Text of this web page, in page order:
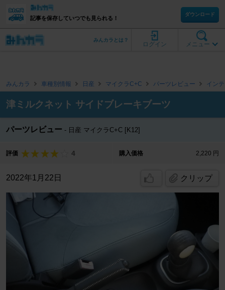
記事を保存していつでも見られる！
ダウンロード
メニュー
ログイン
みんカラとは？
みんカラ 車種別情報 日産 マイクラC+C パーツレビュー イン
津ミルクネット サイドブレーキブーツ
パーツレビュー 日産 マイクラC+C [K12]
評価 4 購入価格 2,220 円
2022年1月22日 クリップ